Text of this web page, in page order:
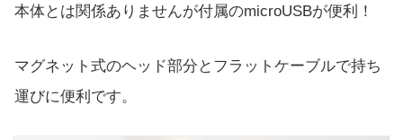
本体とは関係ありませんが付属のmicroUSBが便利！
マグネット式のヘッド部分とフラットケーブルで持ち
運びに便利です。